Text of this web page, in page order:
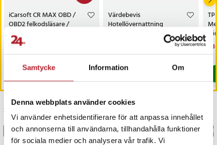
Samtycke Information Om
Denna webbplats använder cookies
Vi använder enhetsidentifierare för att anpassa innehållet
och annonserna till användarna, tillhandahålla funktioner
för sociala medier och analysera vår trafik. Vi
iCarsoft CR MAX OBD /
OBD2 felkodsläsare /
bildiagnosverktyg /
diagnosverktyg för bil
Nuvarande pris
3 698 kr
Köp
Värdebevis
Hotellövernattning
Senast besökta
BÄSTSÄLJARE